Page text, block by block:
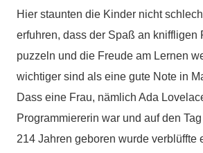
Hier staunten die Kinder nicht
erfuhren, dass der Spaß an kniffligen
puzzeln und die Freude am Lernen
wichtiger sind als eine gute Note in
Dass eine Frau, nämlich Ada
Programmiererin war und auf den
214 Jahren geboren wurde verblüffte